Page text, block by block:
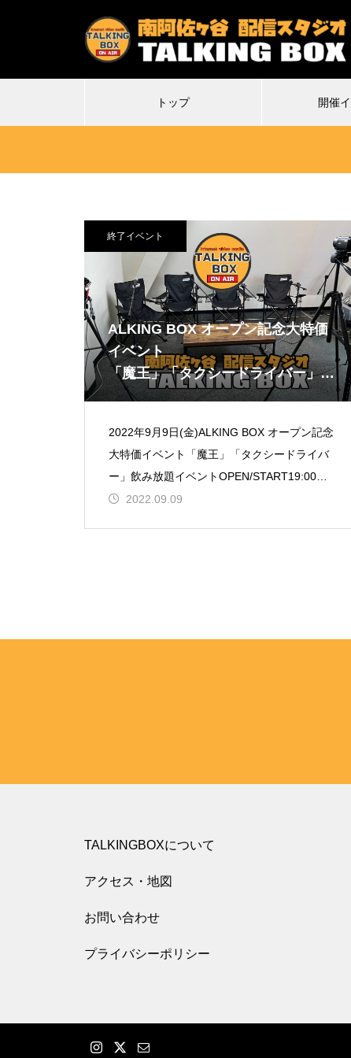
トップ 開催
2026.07.07
特殊平場ライブ「気付けば魔界に
転生していた僕たちの1日目は多分
こんな感じ」
不
Δ(
終了イベント
ALKING BOX オープン記念大特価
イベント
「魔王」「タクシードライバー」飲
み放題イベント
2022年9月9日(金)ALKING BOX オープン記念
大特価イベント「魔王」「タクシードライバ
ー」飲み放題イベントOPEN/START19:00飲
み放題￥2,500【出演】ゼロ次郎山崎尚
2022.09.09
TALKINGBOXについて
アクセス・地図
お問い合わせ
プライバシーポリシー